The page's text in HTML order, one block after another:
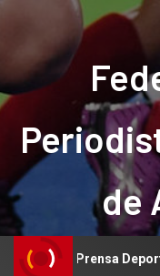
de
Prensa Deportiva de